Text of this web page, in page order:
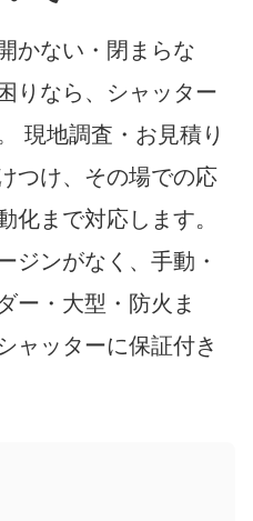
かない・閉まらな
りなら、シャッター
現地調査・お見積り
つけ、その場での応
化まで対応します。
ジンがなく、手動・
ー・大型・防火ま
ャッターに保証付き